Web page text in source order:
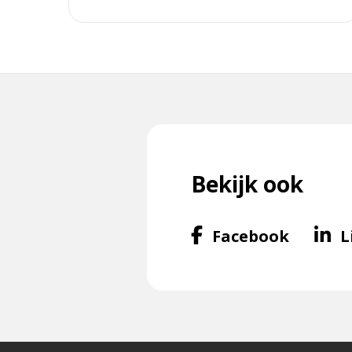
Bekijk ook
FacebookVolg